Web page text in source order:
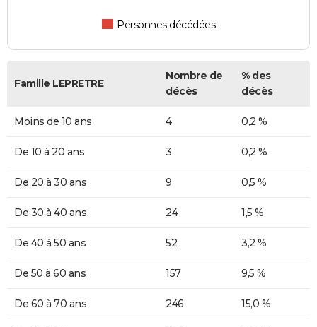
Personnes décédées
Famille LEPRETRE
Nombre de
décès
% des
décès
Moins de 10 ans 4 0,2 %
De 10 à 20 ans 3 0,2 %
De 20 à 30 ans 9 0,5 %
De 30 à 40 ans 24 1,5 %
De 40 à 50 ans 52 3,2 %
De 50 à 60 ans 157 9,5 %
De 60 à 70 ans 246 15,0 %